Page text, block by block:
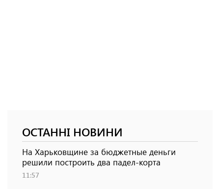
ОСТАННІ НОВИНИ
На Харьковщине за бюджетные деньги
решили построить два падел-корта
11:57